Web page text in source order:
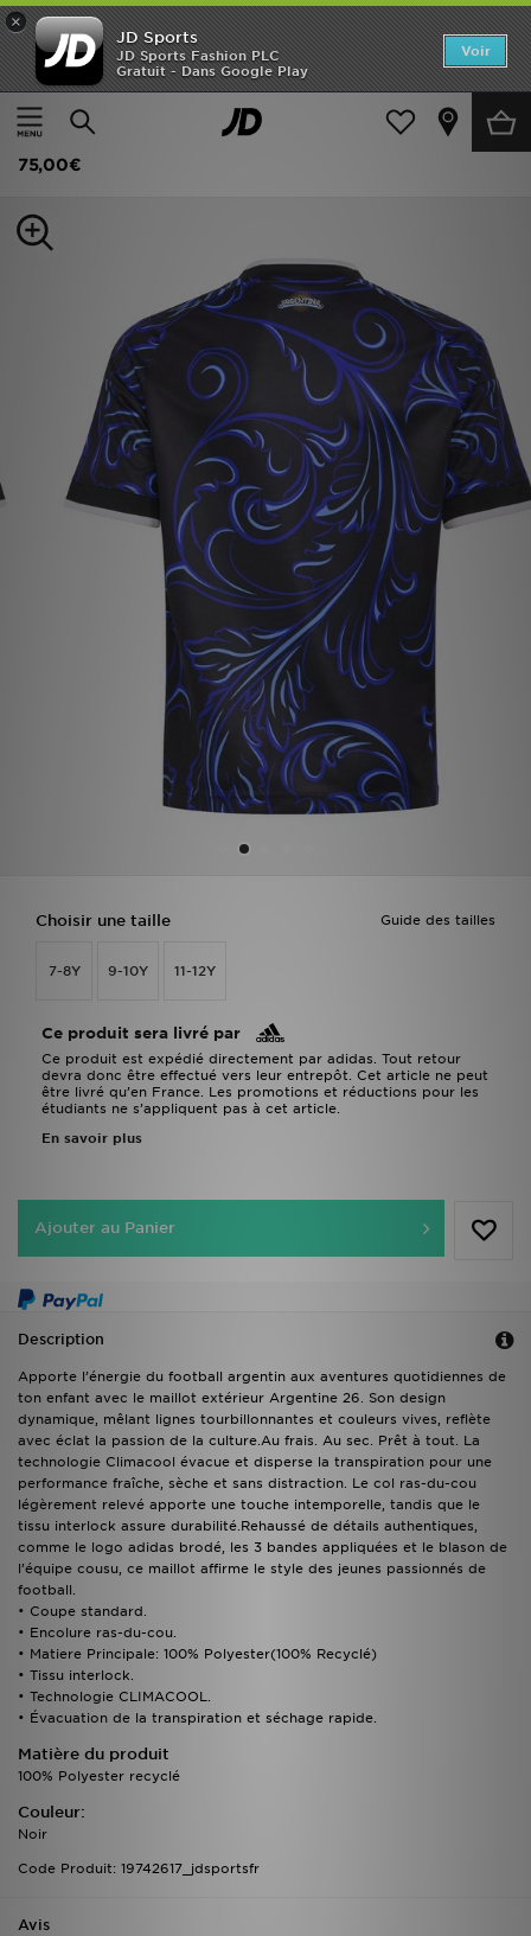
×
JD Sports
JD Sports Fashion PLC
Gratuit - Dans Google Play
Voir
Accueil
Enfant Vêtements Junior (8-15 ans) Maillots Officiels
adidas Maillot Extérieur Argentine 26 Enfants
75,00€
Guide des tailles
Choisir une taille
7-8Y 9-10Y 11-12Y
Ce produit sera livré par
Ce produit est expédié directement par adidas. Tout retour
devra donc être effectué vers leur entrepôt. Cet article ne peut
être livré qu’en France. Les promotions et réductions pour les
étudiants ne s’appliquent pas à cet article.
En savoir plus
Ajouter au Panier
Description
Apporte l’énergie du football argentin aux aventures quotidiennes de
ton enfant avec le maillot extérieur Argentine 26. Son design
dynamique, mêlant lignes tourbillonnantes et couleurs vives, reflète
avec éclat la passion de la culture.Au frais. Au sec. Prêt à tout. La
technologie Climacool évacue et disperse la transpiration pour une
performance fraîche, sèche et sans distraction. Le col ras-du-cou
légèrement relevé apporte une touche intemporelle, tandis que le
tissu interlock assure durabilité.Rehaussé de détails authentiques,
comme le logo adidas brodé, les 3 bandes appliquées et le blason de
l’équipe cousu, ce maillot affirme le style des jeunes passionnés de
football.
• Coupe standard.
• Encolure ras-du-cou.
• Matiere Principale: 100% Polyester(100% Recyclé)
• Tissu interlock.
• Technologie CLIMACOOL.
• Évacuation de la transpiration et séchage rapide.
Matière du produit
100% Polyester recyclé
Couleur:
Noir
Code Produit: 19742617_jdsportsfr
Avis
Accueil
Nouveautés
Enfant
Football
Sports
Suivre Ma Commande
Télécharge l'Appli